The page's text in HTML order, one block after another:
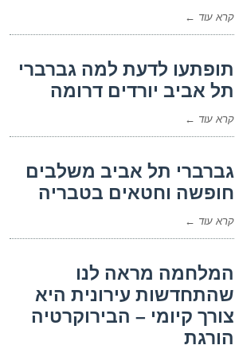
קרא עוד ←
תופתעו לדעת למה גברברי
תל אביב יורדים דרומה
קרא עוד ←
גברברי תל אביב משלבים
חופשה וחטאים בטבריה
קרא עוד ←
המלחמה מראה לנו
שהתחדשות עירונית היא
צורך קיומי – הבירוקרטיה
הורגת